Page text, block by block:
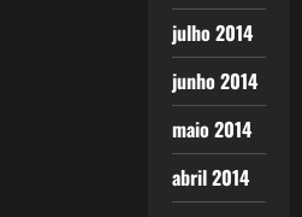
julho 2014
junho 2014
maio 2014
abril 2014